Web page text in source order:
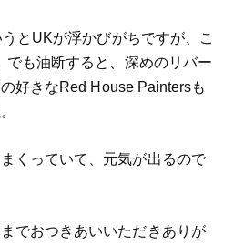
とUKが浮かびがちですが、こ
でも油断すると、深めのリバー
好きなRed House Paintersも
くっていて、元気が出るので
でおつきあいいただきありが